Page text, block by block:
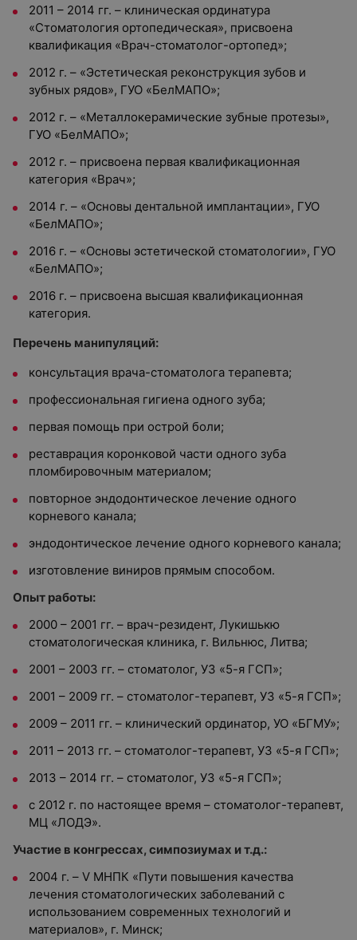
2011 – 2014 гг. – клиническая ординатура
«Стоматология ортопедическая», присвоена
квалификация «Врач-стоматолог-ортопед»;
2012 г. – «Эстетическая реконструкция зубов и
зубных рядов», ГУО «БелМАПО»;
2012 г. – «Металлокерамические зубные протезы»,
ГУО «БелМАПО»;
2012 г. – присвоена первая квалификационная
категория «Врач»;
2014 г. – «Основы дентальной имплантации», ГУО
«БелМАПО»;
2016 г. – «Основы эстетической стоматологии», ГУО
«БелМАПО»;
2016 г. – присвоена высшая квалификационная
категория.
Перечень манипуляций:
консультация врача-стоматолога терапевта;
профессиональная гигиена одного зуба;
первая помощь при острой боли;
реставрация коронковой части одного зуба
пломбировочным материалом;
повторное эндодонтическое лечение одного
корневого канала;
эндодонтическое лечение одного корневого канала;
изготовление виниров прямым способом.
Опыт работы:
2000 – 2001 гг. – врач-резидент, Лукишькю
стоматологическая клиника, г. Вильнюс, Литва;
2001 – 2003 гг. – стоматолог, УЗ «5-я ГСП»;
2001 – 2009 гг. – стоматолог-терапевт, УЗ «5-я ГСП»;
2009 – 2011 гг. – клинический ординатор, УО «БГМУ»;
2011 – 2013 гг. – стоматолог-терапевт, УЗ «5-я ГСП»;
2013 – 2014 гг. – стоматолог, УЗ «5-я ГСП»;
с 2012 г. по настоящее время – стоматолог-терапевт,
МЦ «ЛОДЭ».
Участие в конгрессах, симпозиумах и т.д.:
2004 г. – V МНПК «Пути повышения качества
лечения стоматологических заболеваний с
использованием современных технологий и
материалов», г. Минск;